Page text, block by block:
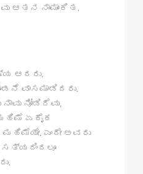
ಆತನ ನಾಮಾಂಕಿತ.
ಆದರು.
ವಾಸಮಾಡಿದರು.
ನೋಡಿದೆವು,
ಏಕೈಕ
ಎಂದೇ ಅವರು